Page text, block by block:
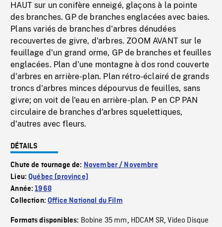
HAUT sur un conifère enneigé, glaçons à la pointe
des branches. GP de branches englacées avec baies.
Plans variés de branches d'arbres dénudées
recouvertes de givre, d'arbres. ZOOM AVANT sur le
feuillage d'un grand orme, GP de branches et feuilles
englacées. Plan d'une montagne à dos rond couverte
d'arbres en arrière-plan. Plan rétro-éclairé de grands
troncs d'arbres minces dépourvus de feuilles, sans
givre; on voit de l'eau en arrière-plan. P en CP PAN
circulaire de branches d'arbres squelettiques,
d'autres avec fleurs.
DÉTAILS
Chute de tournage de: November / Novembre
Lieu:Québec (province)
Année:1968
Collection:Office National du Film
Formats disponibles: Bobine 35 mm, HDCAM SR,Video Disque